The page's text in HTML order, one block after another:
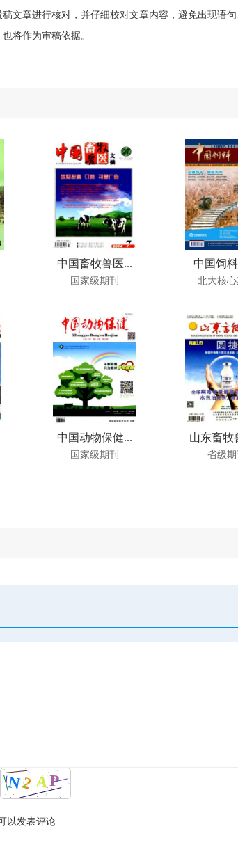
文章进行核对，并仔细校对文章内容，避免出现语句
将作为审稿依据。
中国畜牧兽医...
国家级期刊
中国饲
北大核心
中国动物保健...
国家级期刊
山东畜牧
省级期
以发表评论